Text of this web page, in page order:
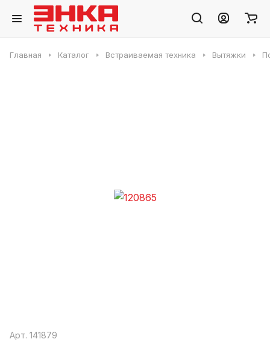
Главная Каталог Встраиваемая техника Вытяжки
Арт. 141879